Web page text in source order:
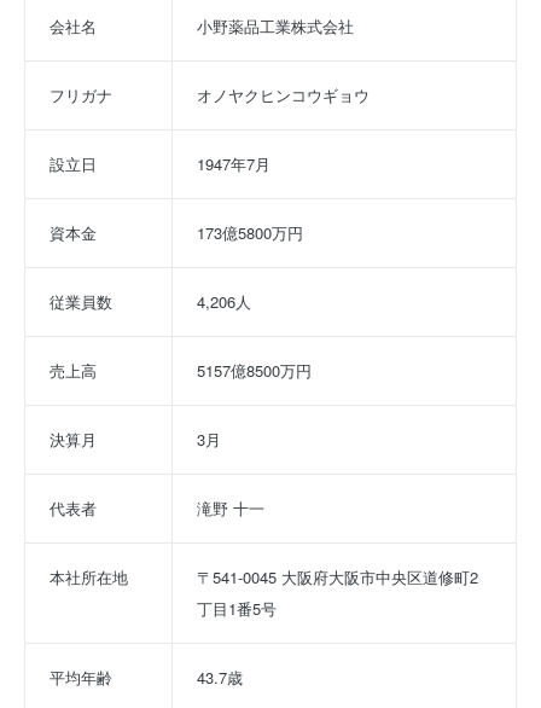
会社名 小野薬品工業株式会社
フリガナ オノヤクヒンコウギョウ
設立日 1947年7月
資本金 173億5800万円
従業員数 4,206人
売上高 5157億8500万円
決算月 3月
代表者 滝野 十一
本社所在地
〒541-0045 大阪府大阪市中央区道修町2
丁目1番5号
平均年齢 43.7歳